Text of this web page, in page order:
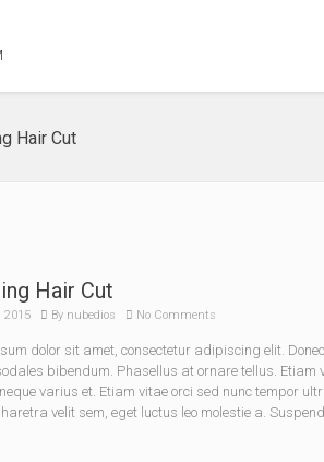
Hair Cut
Hair Cut
2015 By nubedios No Comments
dolor sit amet, consectetur adipiscing elit.
bibendum. Phasellus at ornare tellus.
varius et. Etiam vitae orci sed nunc tempor
velit sem, eget luctus leo molestie a.